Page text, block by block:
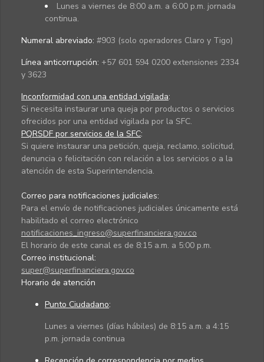
Lunes a viernes de 8:00 a.m. a 6:00 p.m. jornada
continua.
Numeral abreviado: #903 (solo operadores Claro y Tigo)
Línea anticorrupción: +57 601 594 0200 extensiones 2334
y 3623
Inconformidad con una entidad vigilada:
Si necesita instaurar una queja por productos o servicios
ofrecidos por una entidad vigilada por la SFC.
PQRSDF por servicios de la SFC:
Si quiere instaurar una petición, queja, reclamo, solicitud,
denuncia o felicitación con relación a los servicios o a la
atención de esta Superintendencia.
Correo para notificaciones judiciales:
Para el envío de notificaciones judiciales únicamente está
habilitado el correo electrónico
notificaciones_ingreso@superfinanciera.gov.co
El horario de este canal es de 8:15 a.m. a 5:00 p.m.
Correo institucional:
super@superfinanciera.gov.co
Horario de atención
Punto Ciudadano:
Lunes a viernes (días hábiles) de 8:15 a.m. a 4:15
p.m. jornada continua